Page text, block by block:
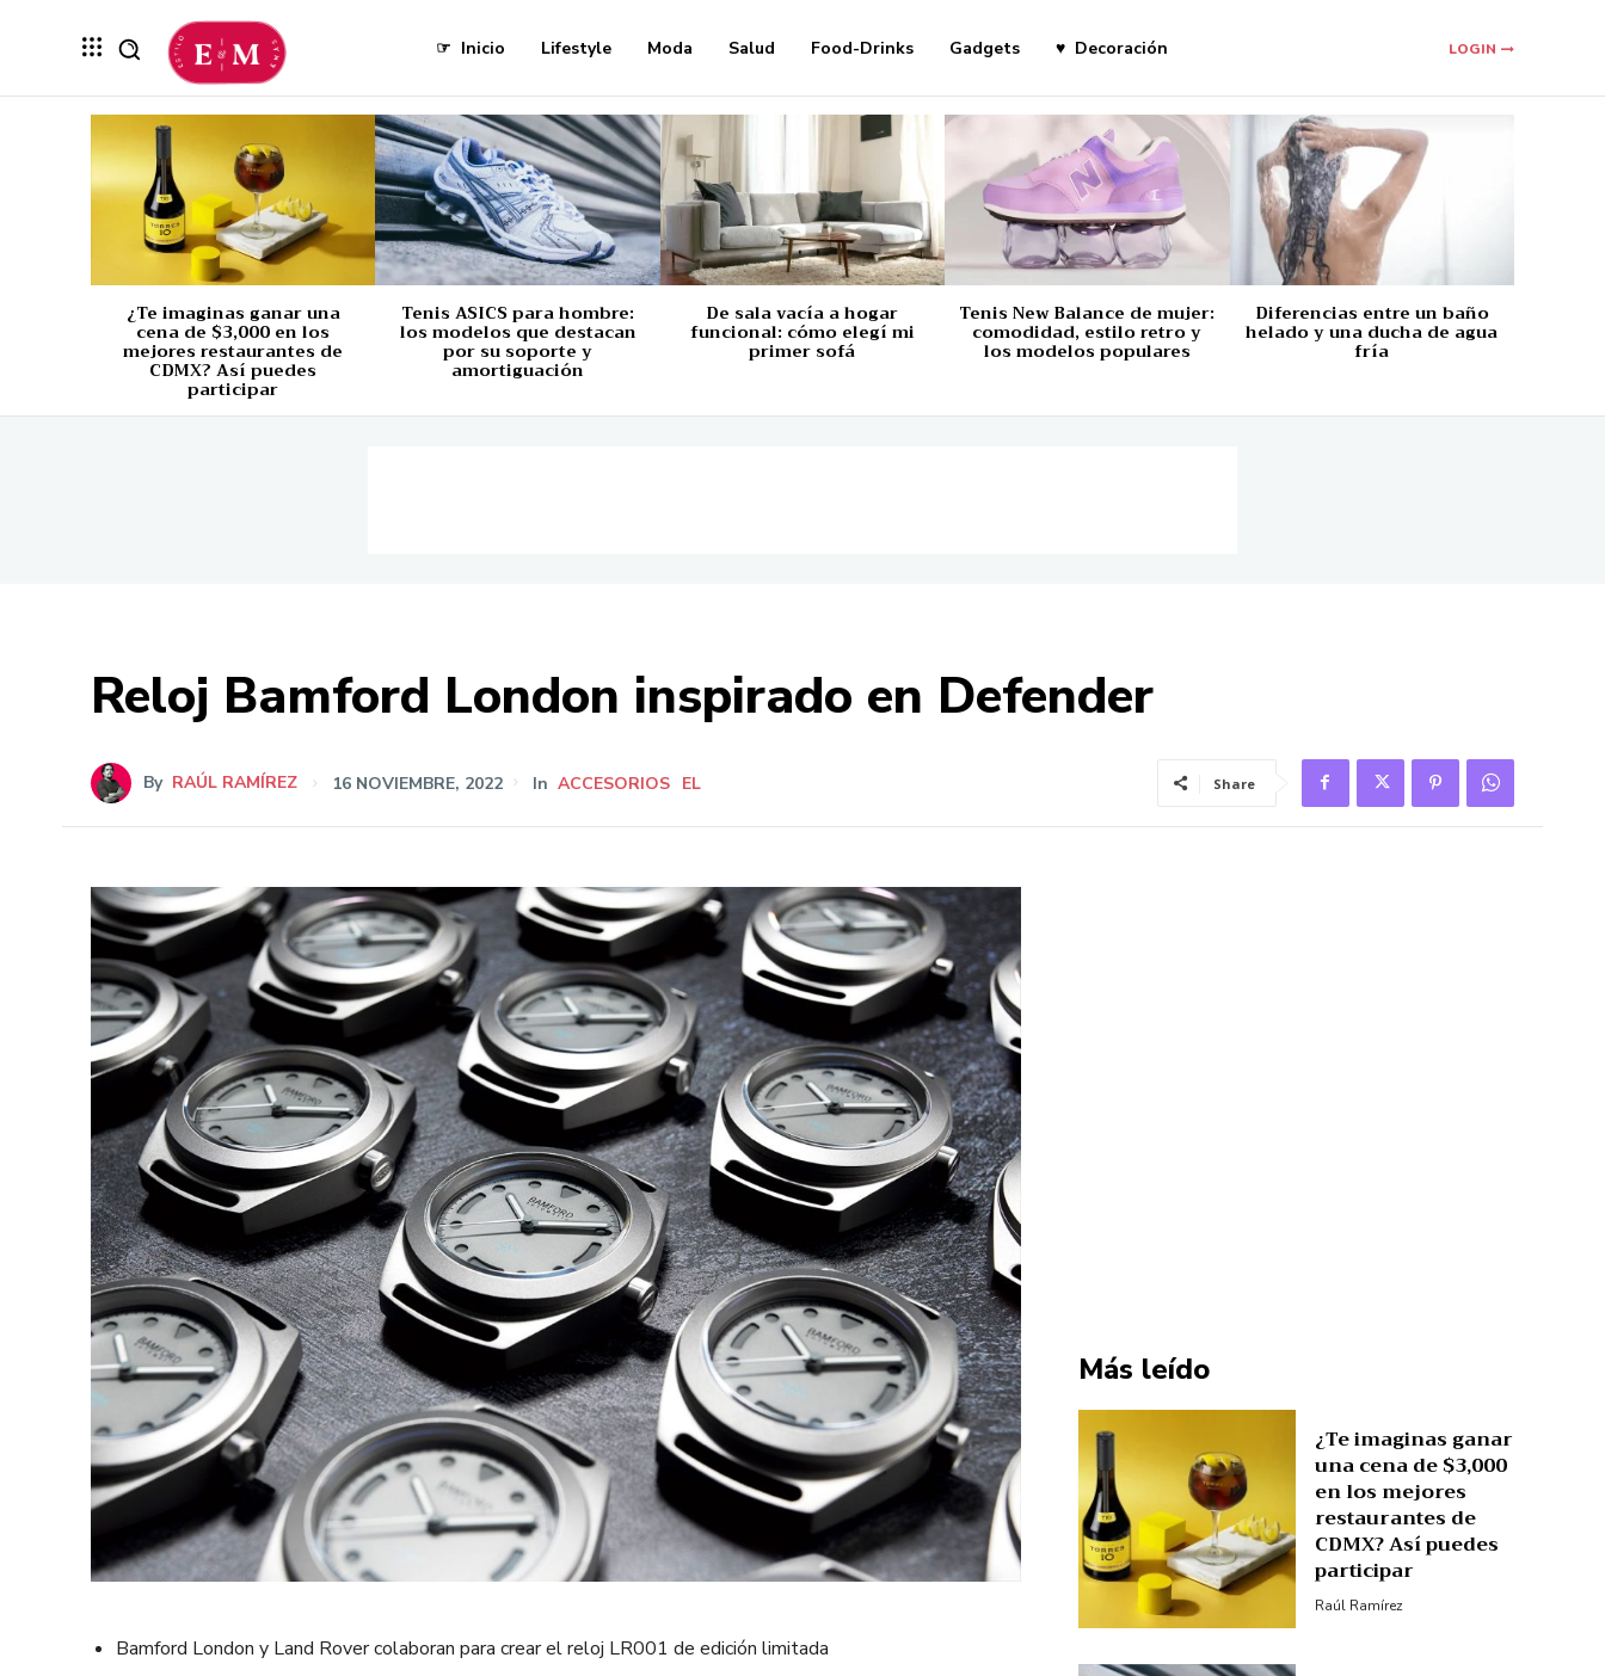
☞ Inicio Lifestyle Moda Salud Food-Drinks Gadgets ♥ Decoración LOGIN
¿Te imaginas ganar una
cena de $3,000 en los
mejores restaurantes de
CDMX? Así puedes
participar
Tenis ASICS para hombre:
los modelos que destacan
por su soporte y
amortiguación
De sala vacía a hogar
funcional: cómo elegí mi
primer sofá
Tenis New Balance de mujer:
comodidad, estilo retro y
los modelos populares
Diferencias entre un baño
helado y una ducha de agua
fría
Reloj Bamford London inspirado en Defender
By RAÚL RAMÍREZ 16 NOVIEMBRE, 2022 In ACCESORIOS EL Share
Bamford London y Land Rover colaboran para crear el reloj LR001 de edición limitada
Más leído
¿Te imaginas ganar
una cena de $3,000
en los mejores
restaurantes de
CDMX? Así puedes
participar
Raúl Ramírez